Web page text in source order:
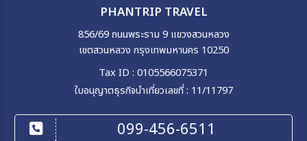
PHANTRIP TRAVEL
856/69 ถนนพระราม 9 แขวงสวนหลวง
เขตสวนหลวง กรุงเทพมหานคร 10250
Tax ID : 0105566075371
ใบอนุญาตธุรกิจนำเที่ยวเลขที่ : 11/11797
099-456-6511